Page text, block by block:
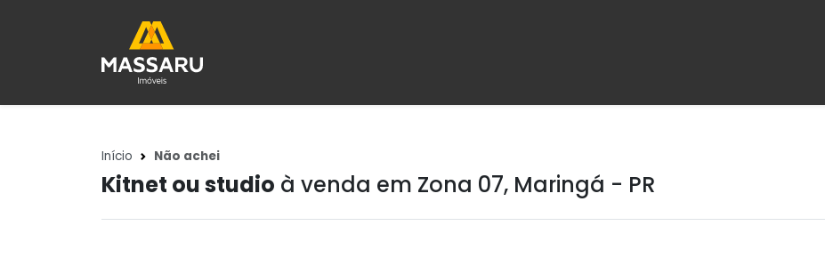
Início Não achei
Kitnet ou studio à venda em Zona 07, Maringá - PR